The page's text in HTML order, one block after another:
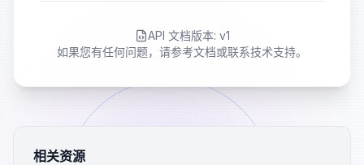
API 文档版本: v1
如果您有任何问题，请参考文档或联系技术支持。
相关资源